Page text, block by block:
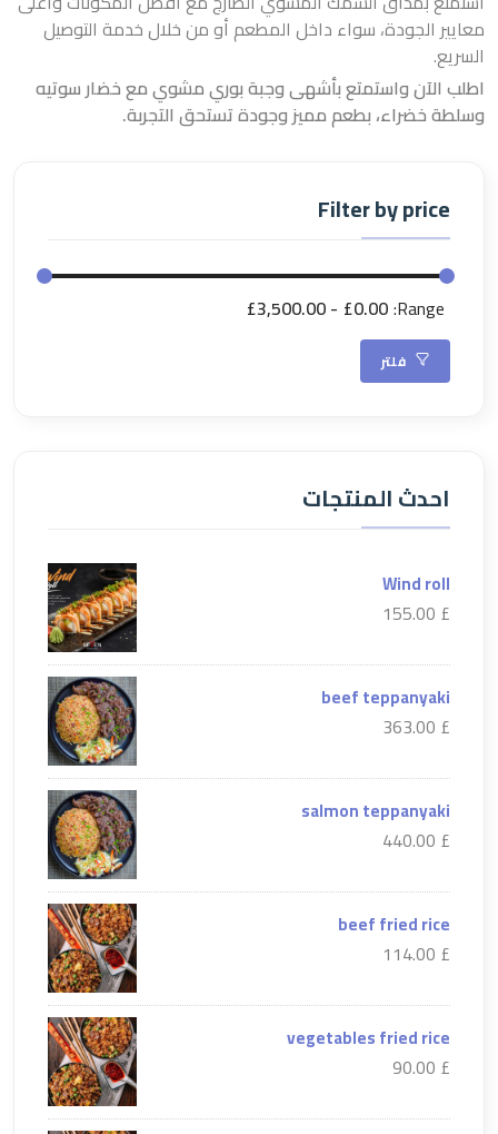
معايير الجودة، سواء داخل المطعم أو من خلال خدمة التوصيل
السريع.
اطلب الآن واستمتع بأشهى وجبة بوري مشوي مع خضار سوتيه
وسلطة خضراء، بطعم مميز وجودة تستحق التجربة.
Filter by price
Range:
£0.00
£3,500.00
فلتر
احدث المنتجات
Wind roll
£ 155.00
beef teppanyaki
£ 363.00
salmon teppanyaki
£ 440.00
beef fried rice
£ 114.00
vegetables fried rice
£ 90.00